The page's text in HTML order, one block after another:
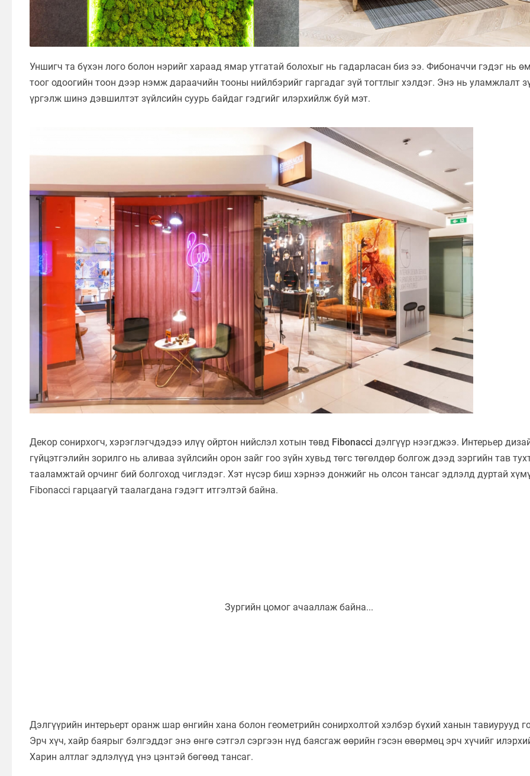
Уншигч та бүхэн лого болон нэрийг хараад ямар утгатай болохыг нь гадарласан биз ээ. Фибоначчи гэдэг нь
тоог одоогийн тоон дээр нэмж дараачийн тооны нийлбэрийг гаргадаг зүй тогтлыг хэлдэг. Энэ нь уламжлалт
үргэлж шинэ дэвшилтэт зүйлсийн суурь байдаг гэдгийг илэрхийлж буй мэт.
Декор сонирхогч, хэрэглэгчдэдээ илүү ойртон нийслэл хотын төвд Fibonacci дэлгүүр нээгджээ. Интерьер
гүйцэтгэлийн зорилго нь аливаа зүйлсийн орон зайг гоо зүйн хувьд төгс төгөлдөр болгож дээд зэргийн тав
тааламжтай орчинг бий болгоход чиглэдэг. Хэт нүсэр биш хэрнээ донжийг нь олсон тансаг эдлэлд дуртай
Fibonacci гарцаагүй таалагдана гэдэгт итгэлтэй байна.
Дэлгүүрийн интерьерт оранж шар өнгийн хана болон геометрийн сонирхолтой хэлбэр бүхий ханын тавиурууд
Эрч хүч, хайр баярыг бэлгэддэг энэ өнгө сэтгэл сэргээн нүд баясгаж өөрийн гэсэн өвөрмөц эрч хүчийг
Харин алтлаг эдлэлүүд үнэ цэнтэй бөгөөд тансаг.